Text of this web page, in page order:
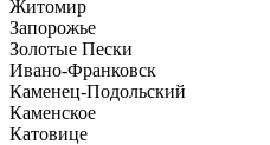
Житомир
Запорожье
Золотые Пески
Ивано-Франковск
Каменец-Подольский
Каменское
Катовице